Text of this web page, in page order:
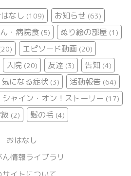
なし (109) お知らせ (63)
・病院食(5) ぬり絵の部屋 (1)
エピソード動画 (20)
入院 (20) 友達 (3) 告知 (4)
気になる症状 (3) 活動報告 (64)
ャイン・オン！ストーリー (17)
(2) 髪の毛 (4)
おはなし
ん情報ライブラリ